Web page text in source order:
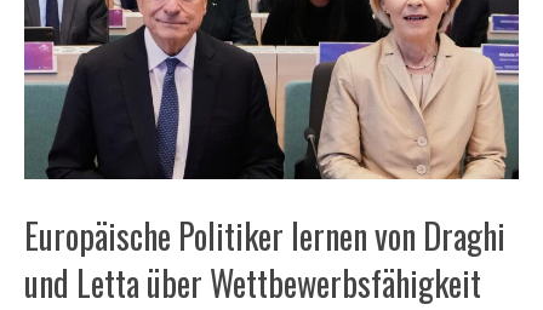
Europäische Politiker lernen von Draghi
und Letta über Wettbewerbsfähigkeit